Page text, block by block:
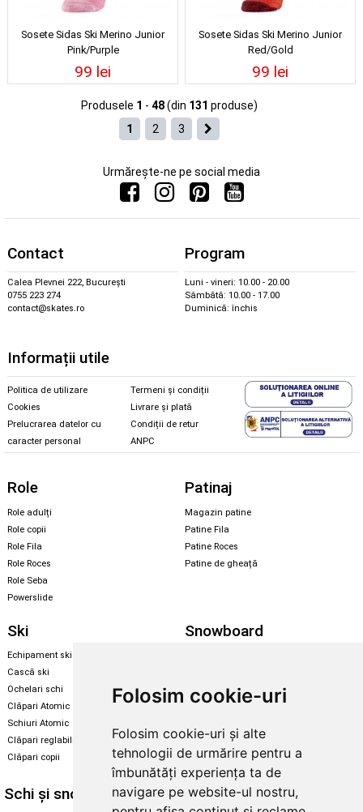
Folosim cookie-uri
Folosim cookie-uri și alte
tehnologii de urmărire pentru a
îmbunătăți experiența ta de
navigare pe website-ul nostru,
Sosete Sidas Ski Merino Junior
Pink/Purple
99 lei
Sosete Sidas Ski Merino Junior
Red/Gold
99 lei
Produsele 1 - 48(din 131 produse)
1
2 3
Urmărește-ne pe social media
Contact
Calea Plevnei 222, București
0755 223 274
contact@skates.ro
Program
Luni - vineri: 10.00 - 20.00
Sâmbătă: 10.00 - 17.00
Duminică: închis
Informații utile
Politica de utilizare
Cookies
Prelucrarea datelor cu
caracter personal
Termeni și condiții
Livrare și plată
Condiții de retur
ANPC
Role
Role adulți
Role copii
Role Fila
Role Roces
Role Seba
Powerslide
Patinaj
Magazin patine
Patine Fila
Patine Roces
Patine de gheață
Ski
Echipament ski
Cască ski
Ochelari schi
Clăpari Atomic
Schiuri Atomic
Clăpari reglabili
Clăpari copii
Snowboard
Legături Rome SDS
Santa Cruz
Enuff Skateboards
Schi și snowboard Diverse